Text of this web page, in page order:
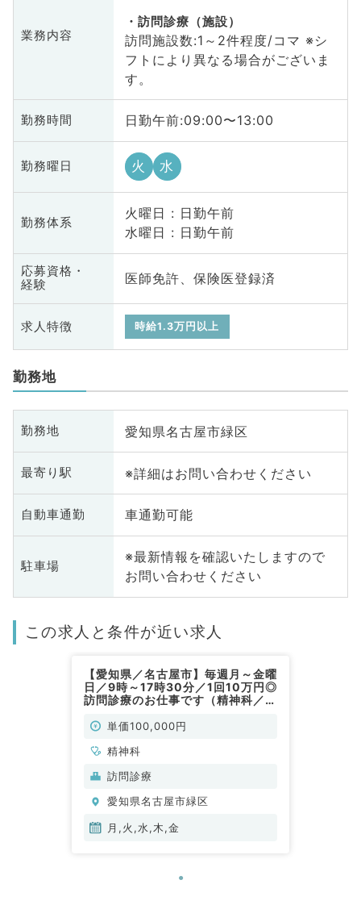
業務内容
訪問診療（施設）
訪問施設数:1～2件程度/コマ ※シ
フトにより異なる場合がございま
す。
勤務時間 日勤午前:09:00〜13:00
勤務曜日 火 水
勤務体系
火曜日 : 日勤午前
水曜日 : 日勤午前
応募資格・
経験
医師免許、保険医登録済
求人特徴 時給1.3万円以上
勤務地
勤務地 愛知県名古屋市緑区
最寄り駅 ※詳細はお問い合わせください
自動車通勤 車通勤可能
駐車場
※最新情報を確認いたしますので
お問い合わせください
この求人と条件が近い求人
【愛知県／名古屋市】毎週月～金曜
日／9時～17時30分／1回10万円◎
訪問診療のお仕事です（精神科／非
単価100,000円
精神科
訪問診療
愛知県名古屋市緑区
月,火,水,木,金